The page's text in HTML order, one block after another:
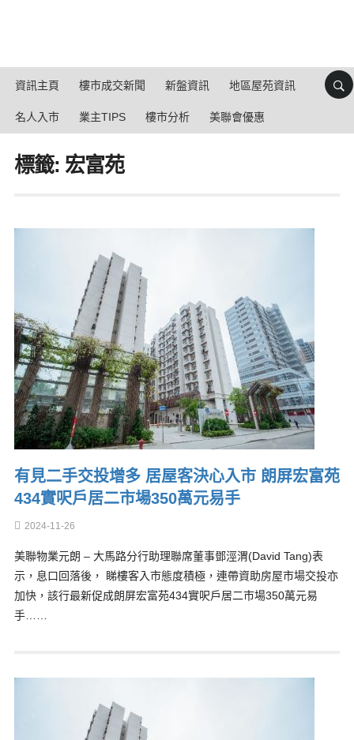
資訊主頁 樓市成交新聞 新盤資訊 地區屋苑資訊
名人入市 業主TIPS 樓市分析 美聯會優惠
標籤: 宏富苑
有見二手交投增多 居屋客決心入市 朗屏宏富苑
434實呎戶居二市場350萬元易手
2024-11-26
美聯物業元朗 – 大馬路分行助理聯席董事鄧涇渭(David Tang)表
示，息口回落後， 睇樓客入市態度積極，連帶資助房屋市場交投亦
加快，該行最新促成朗屏宏富苑434實呎戶居二市場350萬元易
手……